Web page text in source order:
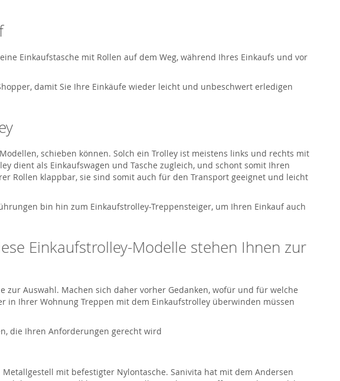
Einkaufstasche mit Rollen auf dem Weg, während Ihres Einkaufs und vor
damit Sie Ihre Einkäufe wieder leicht und unbeschwert erledigen
schieben können. Solch ein Trolley ist meistens links und rechts mit
dient als Einkaufswagen und Tasche zugleich, und schont somit Ihren
Rollen klappbar, sie sind somit auch für den Transport geeignet und leicht
bin hin zum Einkaufstrolley-Treppensteiger, um Ihren Einkauf auch
Einkaufstrolley-Modelle stehen Ihnen zur
Auswahl. Machen sich daher vorher Gedanken, wofür und für welche
in Ihrer Wohnung Treppen mit dem Einkaufstrolley überwinden müssen
die Ihren Anforderungen gerecht wird
mit befestigter Nylontasche. Sanivita hat mit dem Andersen